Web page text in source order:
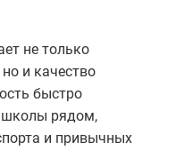
не только
и качество
быстро
школы рядом,
и привычных